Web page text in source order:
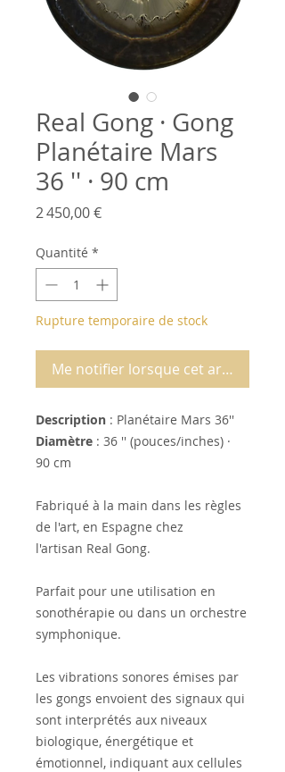
Real Gong · Gong
Planétaire Mars
36 '' · 90 cm
2 450,00 €Prix
Quantité *
Rupture temporaire de stock
Me notifier lorsque cet article est
Description : Planétaire Mars 36''
Diamètre : 36 '' (pouces/inches) ·
90 cm
Fabriqué à la main dans les règles
de l'art, en Espagne chez
l'artisan Real Gong.
Parfait pour une utilisation en
sonothérapie ou dans un orchestre
symphonique.
Les vibrations sonores émises par
les gongs envoient des signaux qui
sont interprétés aux niveaux
biologique, énergétique et
émotionnel, indiquant aux cellules